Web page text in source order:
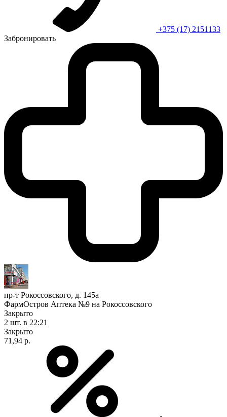
+375 (17) 2151133
Забронировать
пр-т Рокоссовского, д. 145а
ФармОстров Аптека №9 на Рокоссовского
Закрыто
2 шт. в 22:21
Закрыто
71,94 р.